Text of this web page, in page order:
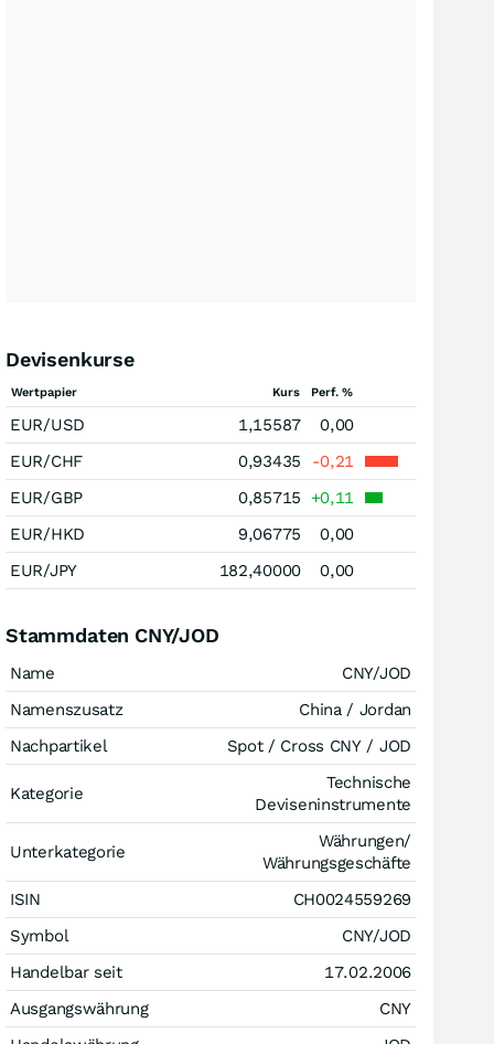
Devisenkurse
Wertpapier Kurs Perf. %
EUR/USD 1,15587
0,00
EUR/CHF
0,93435
-0,21
EUR/GBP
0,85715
+0,11
EUR/HKD
9,06775
0,00
EUR/JPY
182,40000 0,00
Stammdaten CNY/JOD
Name
CNY/JOD
Namenszusatz
China / Jordan
Nachpartikel
Spot / Cross CNY / JOD
Kategorie
Technische
Deviseninstrumente
Unterkategorie
Währungen/
Währungsgeschäfte
ISIN
CH0024559269
Symbol
CNY/JOD
Handelbar seit
17.02.2006
Ausgangswährung
CNY